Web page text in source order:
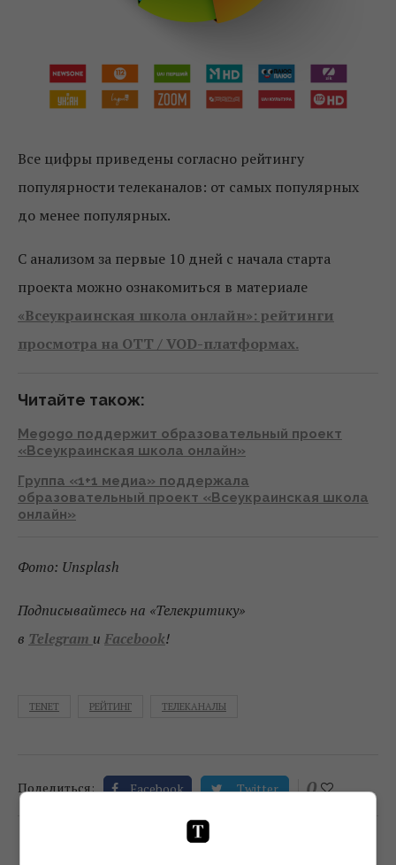
Все цифры приведены согласно рейтингу
популярности телеканалов: от самых популярных
до менее популярных.
С анализом за первые 10 дней с начала старта
проекта можно ознакомиться в материале
«Всеукраинская школа онлайн»: рейтинги
просмотра на OTT / VOD-платформах.
Читайте також:
Megogo поддержит образовательный проект
«Всеукраинская школа онлайн»
Группа «1+1 медиа» поддержала
образовательный проект «Всеукраинская школа
онлайн»
Фото: Unsplash
Подписывайтесь на «Телекритику»
в Telegram и Facebook!
TENET РЕЙТИНГ ТЕЛЕКАНАЛЫ
Поделиться: Facebook Twitter 0